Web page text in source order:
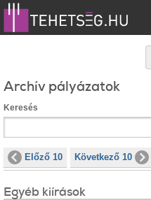
Archív pályázatok
Keresés
Előző 10 Következő 10
Egyéb kiírások